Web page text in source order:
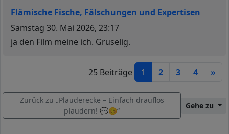
Flämische Fische, Fälschungen und Expertisen
Beitrag
Samstag 30. Mai 2026, 23:17
ja den Film meine ich. Gruselig.
25 Beiträge
1 2 3 4 »
Zurück zu „Plauderecke – Einfach drauflos
plaudern! 💬😊“
Gehe zu